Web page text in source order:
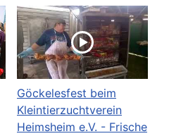
Göckelesfest beim
Kleintierzuchtverein
Heimsheim e.V. - Frische